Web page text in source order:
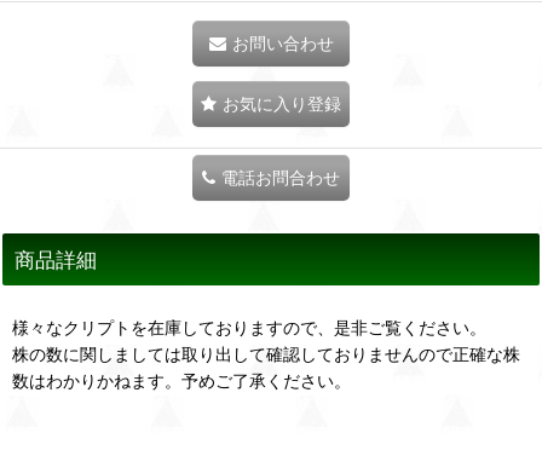
お問い合わせ
お気に入り登録
電話お問合わせ
商品詳細
様々なクリプトを在庫しておりますので、是非ご覧ください。
株の数に関しましては取り出して確認しておりませんので正確な株
数はわかりかねます。予めご了承ください。